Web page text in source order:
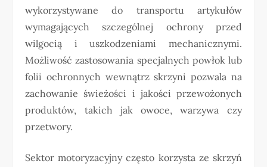
wykorzystywane do transportu artykułów
wymagających szczególnej ochrony przed
wilgocią i uszkodzeniami mechanicznymi.
Możliwość zastosowania specjalnych powłok lub
folii ochronnych wewnątrz skrzyni pozwala na
zachowanie świeżości i jakości przewożonych
produktów, takich jak owoce, warzywa czy
przetwory.
Sektor motoryzacyjny często korzysta ze skrzyń